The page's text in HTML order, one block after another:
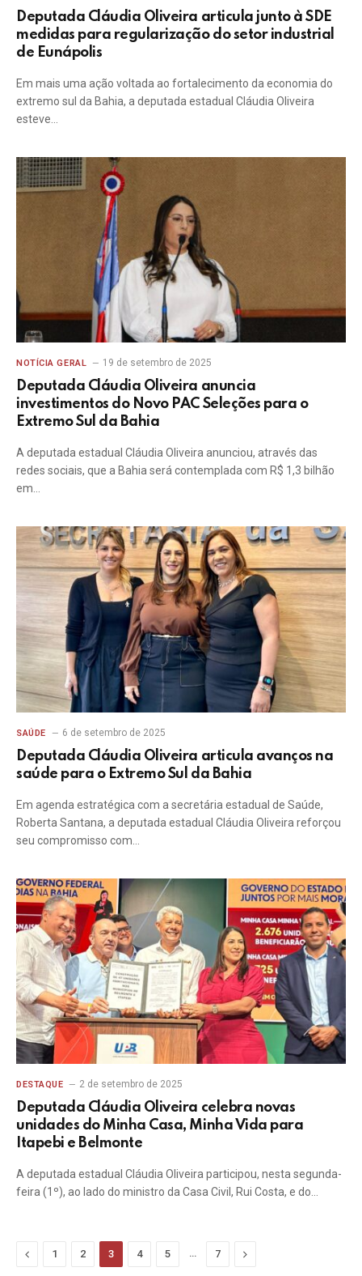
Deputada Cláudia Oliveira articula junto à SDE
medidas para regularização do setor industrial
de Eunápolis
Em mais uma ação voltada ao fortalecimento da economia do
extremo sul da Bahia, a deputada estadual Cláudia Oliveira
esteve…
NOTÍCIA GERAL 19 de setembro de 2025
Deputada Cláudia Oliveira anuncia
investimentos do Novo PAC Seleções para o
Extremo Sul da Bahia
A deputada estadual Cláudia Oliveira anunciou, através das
redes sociais, que a Bahia será contemplada com R$ 1,3 bilhão
em…
SAÚDE 6 de setembro de 2025
Deputada Cláudia Oliveira articula avanços na
saúde para o Extremo Sul da Bahia
Em agenda estratégica com a secretária estadual de Saúde,
Roberta Santana, a deputada estadual Cláudia Oliveira reforçou
seu compromisso com…
DESTAQUE 2 de setembro de 2025
Deputada Cláudia Oliveira celebra novas
unidades do Minha Casa, Minha Vida para
Itapebi e Belmonte
A deputada estadual Cláudia Oliveira participou, nesta segunda-
feira (1º), ao lado do ministro da Casa Civil, Rui Costa, e do…
Previous
1 2 3 4 5 … 7 Next